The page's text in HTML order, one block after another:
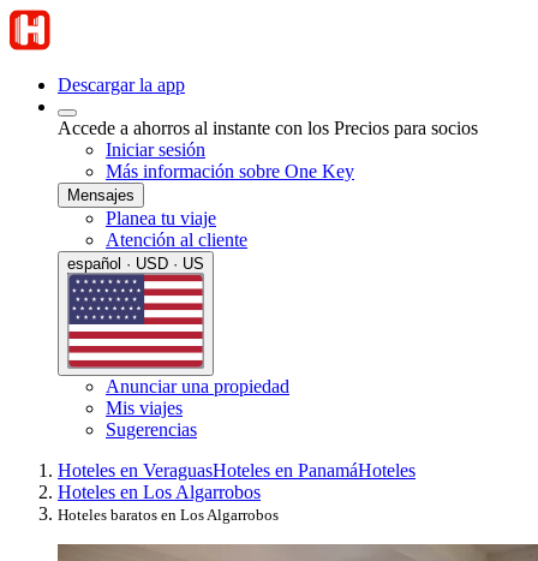
Descargar la app
Accede a ahorros al instante con los Precios para socios
Iniciar sesión
Más información sobre One Key
Mensajes
Planea tu viaje
Atención al cliente
español · USD · US
Anunciar una propiedad
Mis viajes
Sugerencias
Hoteles en VeraguasHoteles en PanamáHoteles
Hoteles en Los Algarrobos
Hoteles baratos en Los Algarrobos